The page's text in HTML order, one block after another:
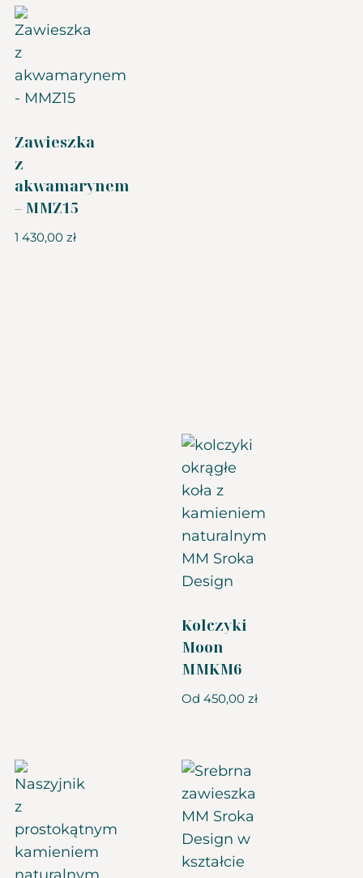
Zawieszka
z
akwamarynem
– MMZ15
1 430,00 zł
Kolczyki
Moon
MMKM6
Od 450,00 zł